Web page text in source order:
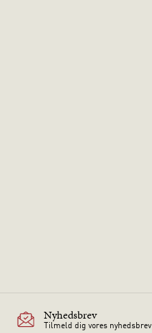
Nyhedsbrev
Tilmeld dig vores nyhedsbrev